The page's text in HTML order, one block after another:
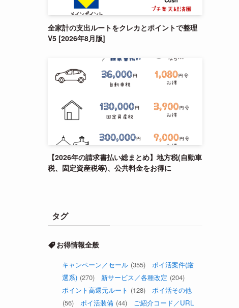
全家計の支出ルートをクレカとポイントで整理
V5 [2026年8月版]
【2026年の請求書払い総まとめ】地方税(自動車
税、固定資産税等)、公共料金をお得に
タグ
お得情報全般
キャンペーン／セール (355)
ポイ活案件(厳
選系) (270) 新サービス／各種改定 (204)
ポイント高還元ルート (128)
ポイ活その他
(56)
ポイ活装備 (44)
ご紹介コード／URL